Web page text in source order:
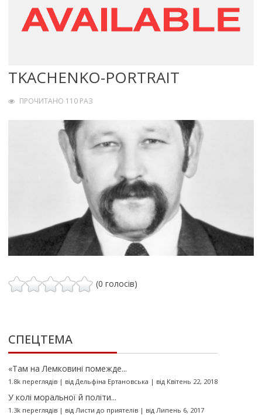
TKACHENKO-PORTRAIT
ПРОЧИТАНО 110 РАЗ
(0 голосів)
СПЕЦТЕМА
«Там на Лемковині помежде...
1.8k переглядів| від Дельфіна Ертановська | від Квітень 22, 2018
У колі моральної й політи...
1.3k переглядів| від Листи до приятелів| від Липень 6, 2017